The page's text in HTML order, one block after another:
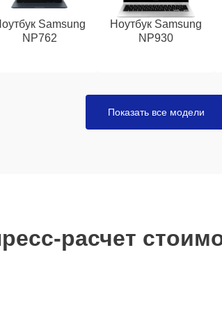
Samsung
NP762
Ноутбук Samsung
NP930
Показать все модели
расчет